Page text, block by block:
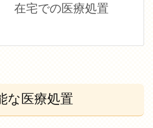
在宅での医療処置
な医療処置